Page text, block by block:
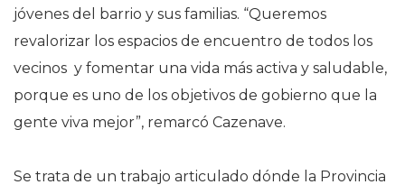
jóvenes del barrio y sus familias. “Queremos
revalorizar los espacios de encuentro de todos los
vecinos y fomentar una vida más activa y saludable,
porque es uno de los objetivos de gobierno que la
gente viva mejor”, remarcó Cazenave.
Se trata de un trabajo articulado dónde la Provincia